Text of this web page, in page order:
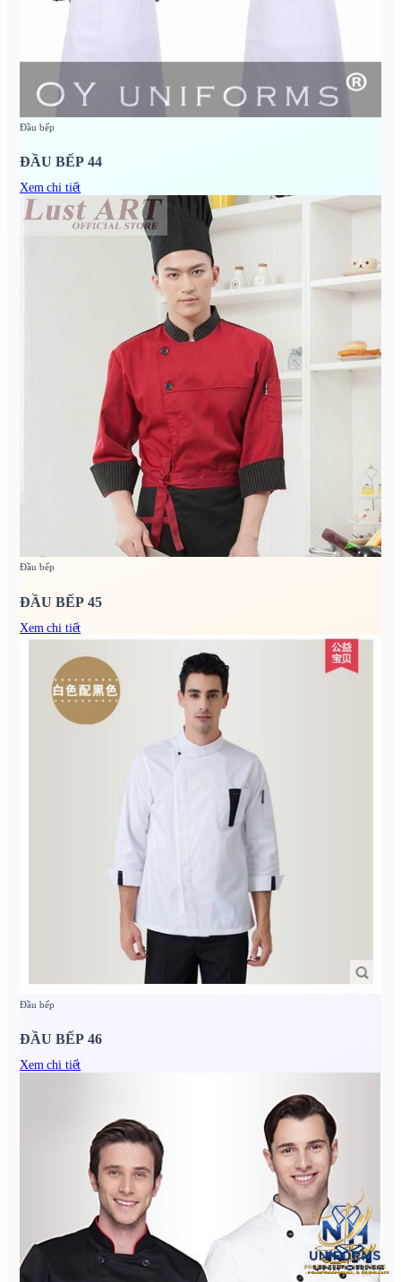
Đầu bếp
ĐẦU BẾP 44
Xem chi tiết
Đầu bếp
ĐẦU BẾP 45
Xem chi tiết
Đầu bếp
ĐẦU BẾP 46
Xem chi tiết